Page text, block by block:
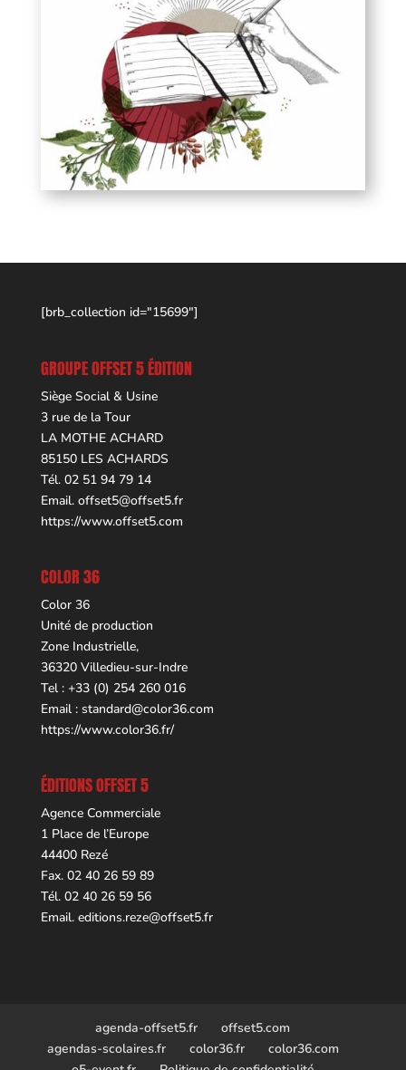
[brb_collection id="15699"]
GROUPE OFFSET 5 ÉDITION
Siège Social & Usine
3 rue de la Tour
LA MOTHE ACHARD
85150 LES ACHARDS
Tél. 02 51 94 79 14
Email. offset5@offset5.fr
https://www.offset5.com
COLOR 36
Color 36
Unité de production
Zone Industrielle,
36320 Villedieu-sur-Indre
Tel : +33 (0) 254 260 016
Email : standard@color36.com
https://www.color36.fr/
ÉDITIONS OFFSET 5
Agence Commerciale
1 Place de l’Europe
44400 Rezé
Fax. 02 40 26 59 89
Tél. 02 40 26 59 56
Email. editions.reze@offset5.fr
agenda-offset5.fr
offset5.com
agendas-scolaires.fr
color36.fr
color36.com